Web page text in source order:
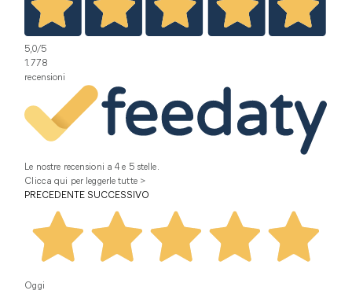
5,0/5
1.778
recensioni
Le nostre recensioni a 4 e 5 stelle.
Clicca qui per leggerle tutte >
PRECEDENTE SUCCESSIVO
Oggi